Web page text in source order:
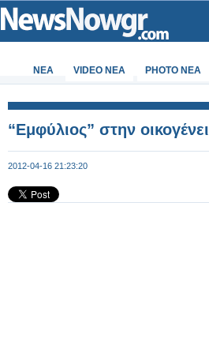
ΝΕΑ VIDEO NEA PHOTO NEA
“Εμφύλιος” στην
2012-04-16 21:23:20